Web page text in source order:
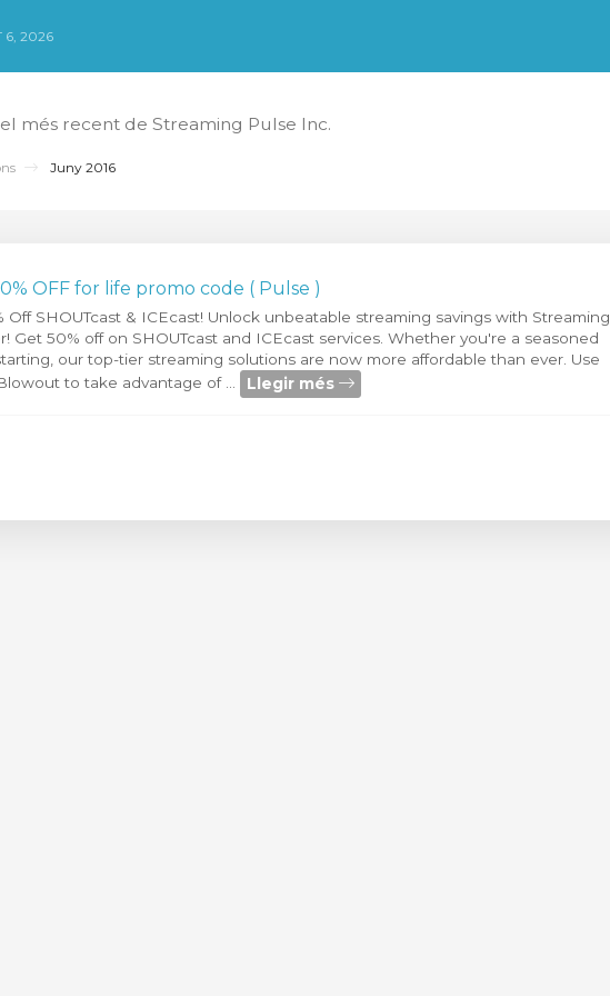
6, 2026
més recent de Streaming Pulse Inc.
Juny 2016
OFF for life promo code ( Pulse )
Off SHOUTcast & ICEcast! Unlock unbeatable streaming savings with Streaming
Get 50% off on SHOUTcast and ICEcast services. Whether you're a seasoned
our top-tier streaming solutions are now more affordable than ever. Use
to take advantage of ...
Llegir més